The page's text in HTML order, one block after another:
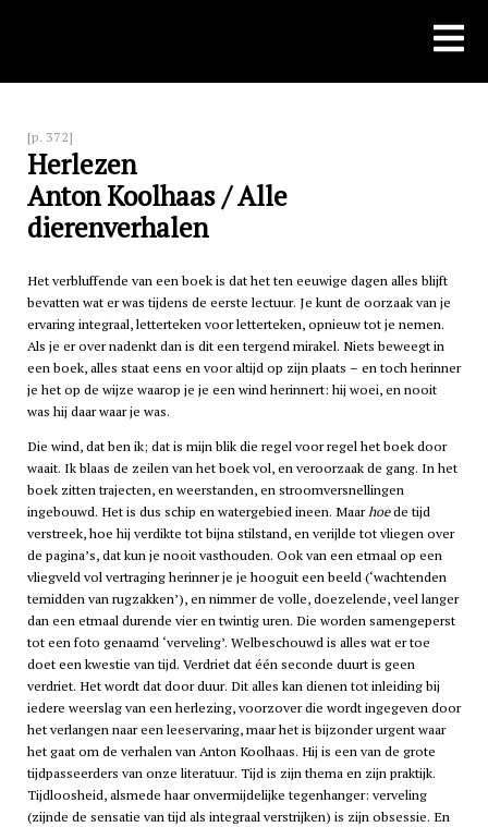
[p. 372]
Herlezen
Anton Koolhaas / Alle
dierenverhalen
Het verbluffende van een boek is dat het ten eeuwige dagen alles blijft
bevatten wat er was tijdens de eerste lectuur. Je kunt de oorzaak van je
ervaring integraal, letterteken voor letterteken, opnieuw tot je nemen.
Als je er over nadenkt dan is dit een tergend mirakel. Niets beweegt in
een boek, alles staat eens en voor altijd op zijn plaats – en toch herinner
je het op de wijze waarop je je een wind herinnert: hij woei, en nooit
was hij daar waar je was.
Die wind, dat ben ik; dat is mijn blik die regel voor regel het boek door
waait. Ik blaas de zeilen van het boek vol, en veroorzaak de gang. In het
boek zitten trajecten, en weerstanden, en stroomversnellingen
ingebouwd. Het is dus schip en watergebied ineen. Maarhoede tijd
verstreek, hoe hij verdikte tot bijna stilstand, en verijlde tot vliegen over
de pagina’s, dat kun je nooit vasthouden. Ook van een etmaal op een
vliegveld vol vertraging herinner je je hooguit een beeld (‘wachtenden
temidden van rugzakken’), en nimmer de volle, doezelende, veel langer
dan een etmaal durende vier en twintig uren. Die worden samengeperst
tot een foto genaamd ‘verveling’. Welbeschouwd is alles wat er toe
doet een kwestie van tijd. Verdriet dat één seconde duurt is geen
verdriet. Het wordt dat door duur. Dit alles kan dienen tot inleiding bij
iedere weerslag van een herlezing, voorzover die wordt ingegeven door
het verlangen naar een leeservaring, maar het is bijzonder urgent waar
het gaat om de verhalen van Anton Koolhaas. Hij is een van de grote
tijdpasseerders van onze literatuur. Tijd is zijn thema en zijn praktijk.
Tijdloosheid, alsmede haar onvermijdelijke tegenhanger: verveling
(zijnde de sensatie van tijd als integraal verstrijken) is zijn obsessie. En